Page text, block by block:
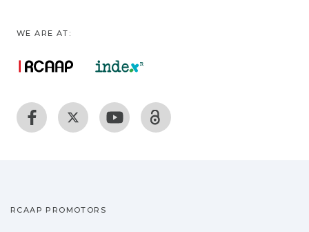
WE ARE AT:
RCAAP PROMOTORS